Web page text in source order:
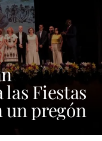
Fiestas
un pregón
orgullo